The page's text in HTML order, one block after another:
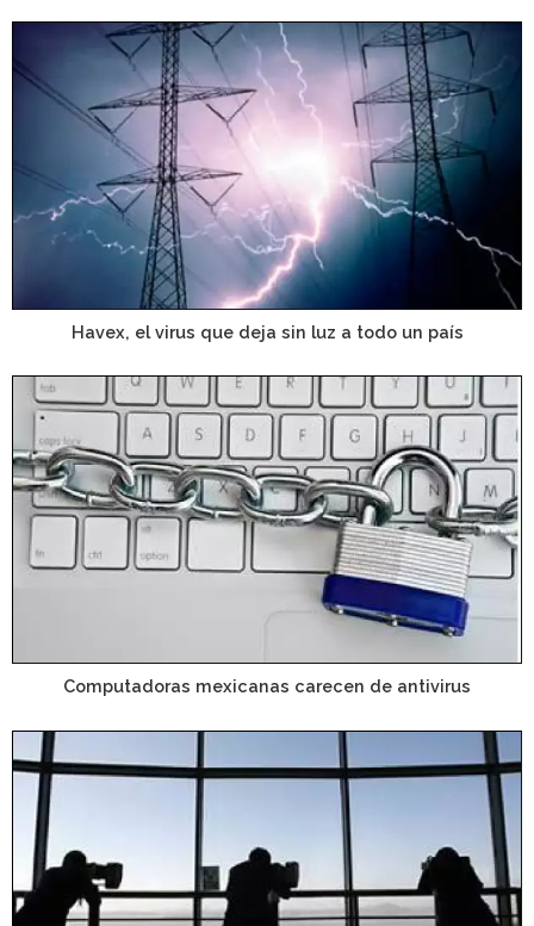
Havex, el virus que deja sin luz a todo un país
Computadoras mexicanas carecen de antivirus